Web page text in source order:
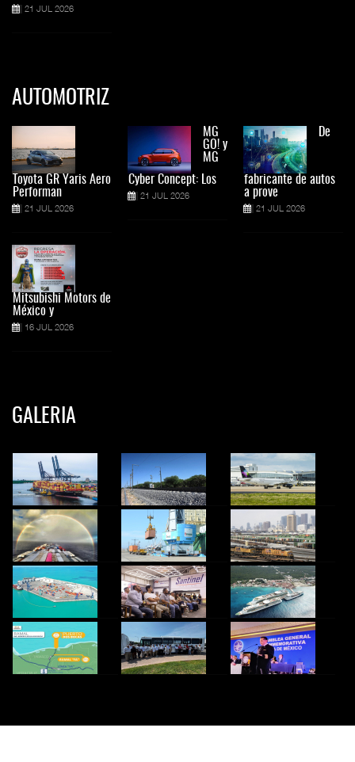
21 JUL 2026
AUTOMOTRIZ
Toyota GR Yaris Aero
Performan
21 JUL 2026
Mitsubishi Motors de
México y
16 JUL 2026
MG
GO! y
MG
Cyber Concept: Los
21 JUL 2026
De
fabricante de autos
a prove
21 JUL 2026
GALERIA